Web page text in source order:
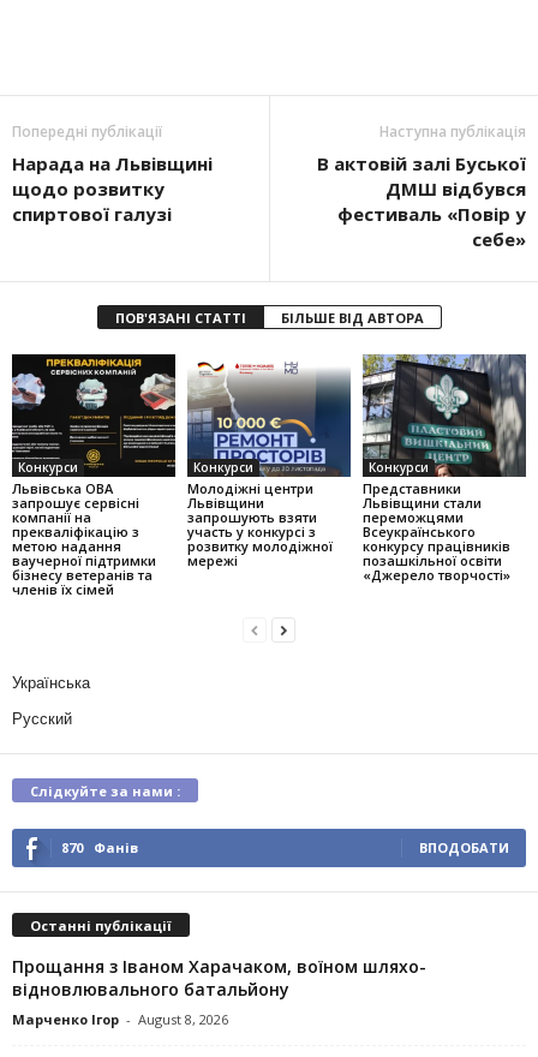
Попередні публікації
Нарада на Львівщині
щодо розвитку
спиртової галузі
Наступна публікація
В актовій залі Буської
ДМШ відбувся
фестиваль «Повір у
себе»
ПОВ'ЯЗАНІ СТАТТІ БІЛЬШЕ ВІД АВТОРА
Конкурси
Львівська ОВА
запрошує сервісні
компанії на
прекваліфікацію з
метою надання
ваучерної підтримки
бізнесу ветеранів та
членів їх сімей
Конкурси
Молодіжні центри
Львівщини
запрошують взяти
участь у конкурсі з
розвитку молодіжної
мережі
Конкурси
Представники
Львівщини стали
переможцями
Всеукраїнського
конкурсу працівників
позашкільної освіти
«Джерело творчості»
Українська
Русский
Слідкуйте за нами :
870 Фанів ВПОДОБАТИ
Останні публікації
Прощання з Іваном Харачаком, воїном шляхо-
відновлювального батальйону
Марченко Ігор - August 8, 2026